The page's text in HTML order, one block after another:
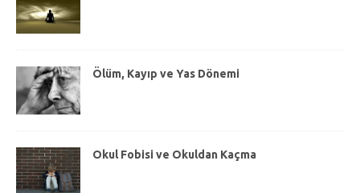
Ölüm, Kayıp ve Yas Dönemi
Okul Fobisi ve Okuldan Kaçma